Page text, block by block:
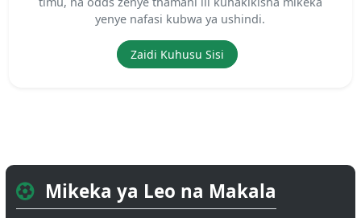
yenye nafasi kubwa ya ushindi.
Zaidi Kuhusu Sisi
Mikeka ya Leo na Makala